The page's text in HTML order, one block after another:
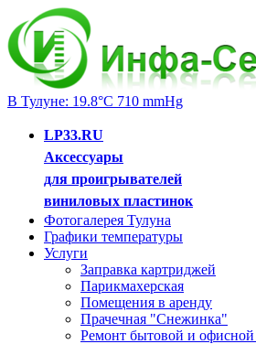
В Тулуне: 19.8°C 710 mmHg
LP33.RU
Аксессуары
для проигрывателей
виниловых пластинок
Фотогалерея Тулуна
Графики температуры
Услуги
Заправка картриджей
Парикмахерская
Помещения в аренду
Прачечная "Снежинка"
Ремонт бытовой и офисной